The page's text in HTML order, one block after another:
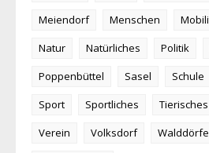
Meiendorf
Menschen
Natur
Natürliches Politik
Poppenbüttel
Sasel Schule
Sport
Sportliches Tierisches
Verein
Volksdorf